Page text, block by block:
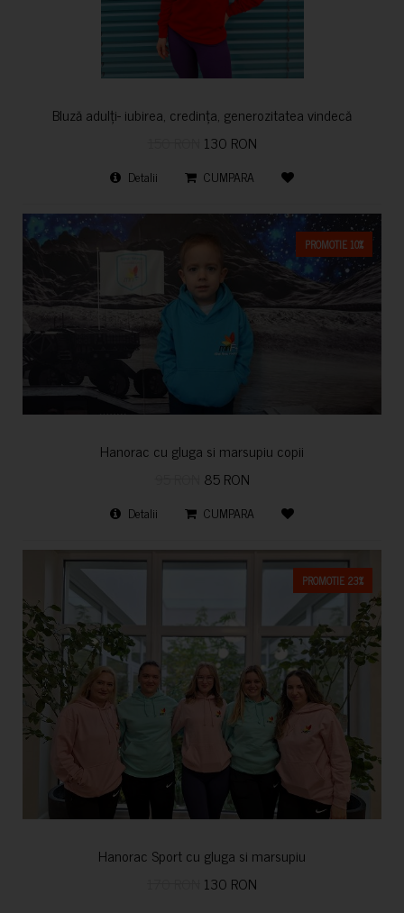
Bluză adulți- iubirea, credința, generozitatea vindecă
130 RON
Detalii CUMPARA
PROMOTIE 10%
Hanorac cu gluga si marsupiu copii
85 RON
Detalii CUMPARA
PROMOTIE 23%
Hanorac Sport cu gluga si marsupiu
130 RON